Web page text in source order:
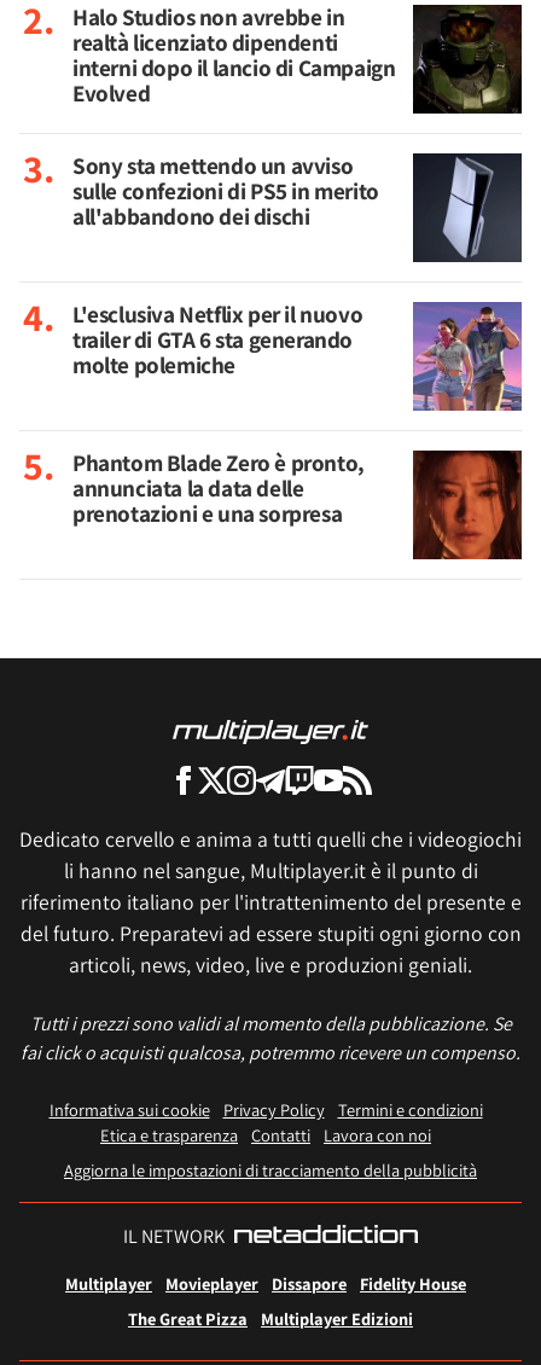
Halo Studios non avrebbe in
realtà licenziato dipendenti
interni dopo il lancio di Campaign
Evolved
Sony sta mettendo un avviso
sulle confezioni di PS5 in merito
all'abbandono dei dischi
L'esclusiva Netflix per il nuovo
trailer di GTA 6 sta generando
molte polemiche
Phantom Blade Zero è pronto,
annunciata la data delle
prenotazioni e una sorpresa
Dedicato cervello e anima a tutti quelli che i videogiochi
li hanno nel sangue, Multiplayer.it è il punto di
riferimento italiano per l'intrattenimento del presente e
del futuro. Preparatevi ad essere stupiti ogni giorno con
articoli, news, video, live e produzioni geniali.
Tutti i prezzi sono validi al momento della pubblicazione. Se
fai click o acquisti qualcosa, potremmo ricevere un compenso.
Informativa sui cookie Privacy Policy
Termini e condizioni
Etica e trasparenza Contatti
Lavora con noi
Aggiorna le impostazioni di tracciamento della pubblicità
IL NETWORK
Multiplayer Movieplayer Dissapore
Fidelity House
The Great Pizza
Multiplayer Edizioni